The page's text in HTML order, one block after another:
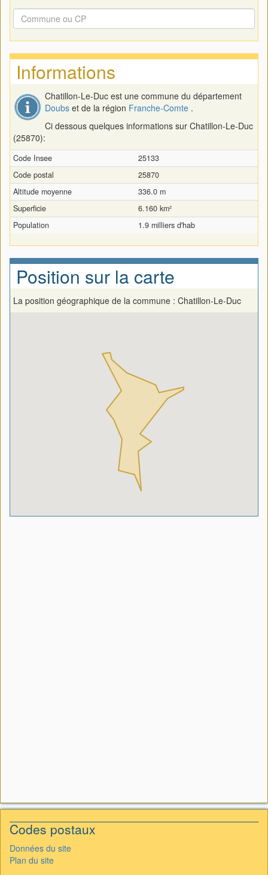
Informations
Chatillon-Le-Duc est une commune du département
Doubs et de la région Franche-Comte .
Ci dessous quelques informations sur Chatillon-Le-Duc
(25870):
Code Insee
25133
Code postal
25870
Altitude moyenne
336.0 m
Superficie
6.160 km²
Population
1.9 milliers d'hab
Position sur la carte
La position géographique de la commune : Chatillon-Le-Duc
Codes postaux
Données du site
Plan du site